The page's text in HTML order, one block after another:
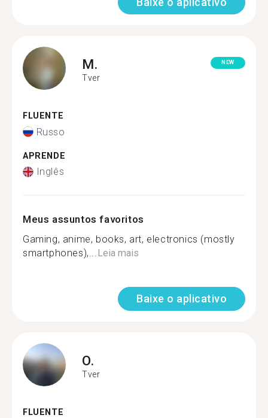
M.
Tver
NEW
FLUENTE
Russo
APRENDE
Inglês
Meus assuntos favoritos
Gaming, anime, books, art, electronics (mostly
smartphones),...Leia mais
Baixe o aplicativo
O.
Tver
FLUENTE